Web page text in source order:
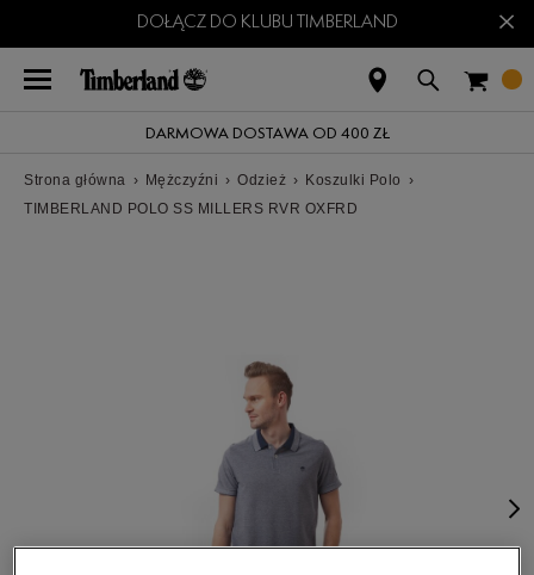
DOŁĄCZ DO KLUBU TIMBERLAND ×
DARMOWA DOSTAWA OD 400 ZŁ
Strona główna › Mężczyźni › Odzież › Koszulki Polo ›
TIMBERLAND POLO SS MILLERS RVR OXFRD